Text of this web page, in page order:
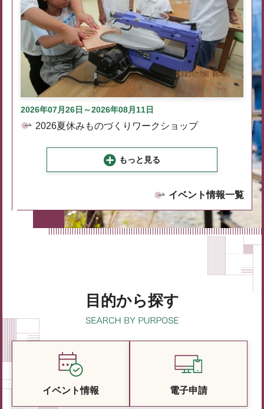
2026年07月26日～2026年08月11日
2026夏休みものづくりワークショップ
もっと見る
イベント情報一覧
目的から探す
イベント情報 電子申請